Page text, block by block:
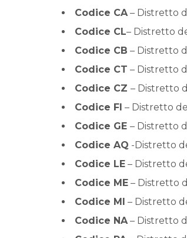
Codice CA – Distretto
Codice CL– Distretto
Codice CB – Distretto
Codice CT – Distretto
Codice CZ – Distretto
Codice FI – Distretto
Codice GE – Distretto
Codice AQ -Distretto
Codice LE – Distretto
Codice ME – Distretto
Codice MI – Distretto
Codice NA – Distretto